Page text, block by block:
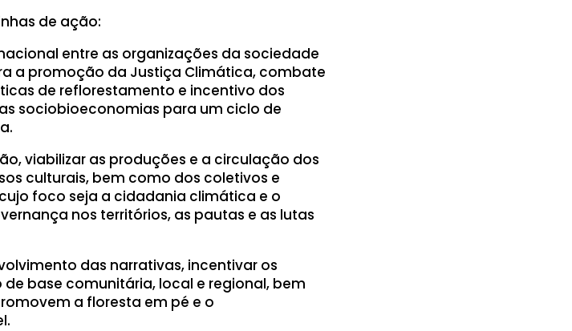
de ação:
entre as organizações da sociedade
a promoção da Justiça Climática, combate
de reflorestamento e incentivo dos
sociobioeconomias para um ciclo de
viabilizar as produções e a circulação dos
culturais, bem como dos coletivos e
foco seja a cidadania climática e o
nos territórios, as pautas e as lutas
das narrativas, incentivar os
base comunitária, local e regional, bem
a floresta em pé e o